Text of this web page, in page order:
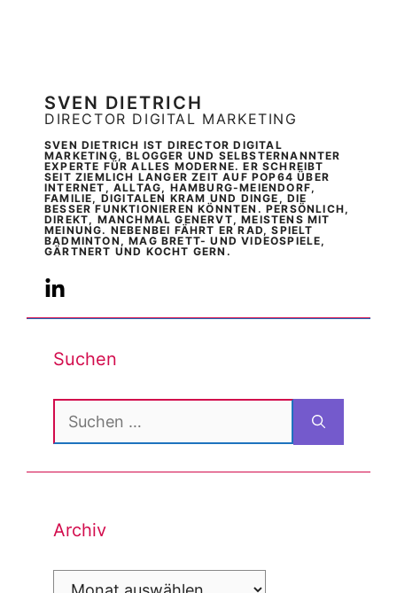
SVEN DIETRICH
DIRECTOR DIGITAL MARKETING
SVEN DIETRICH IST DIRECTOR DIGITAL
MARKETING, BLOGGER UND SELBSTERNANNTER
EXPERTE FÜR ALLES MODERNE. ER SCHREIBT
SEIT ZIEMLICH LANGER ZEIT AUF POP64 ÜBER
INTERNET, ALLTAG, HAMBURG-MEIENDORF,
FAMILIE, DIGITALEN KRAM UND DINGE, DIE
BESSER FUNKTIONIEREN KÖNNTEN. PERSÖNLICH,
DIREKT, MANCHMAL GENERVT, MEISTENS MIT
MEINUNG. NEBENBEI FÄHRT ER RAD, SPIELT
BADMINTON, MAG BRETT- UND VIDEOSPIELE,
GÄRTNERT UND KOCHT GERN.
Suchen
Suchen
nach:
Archiv
Archiv